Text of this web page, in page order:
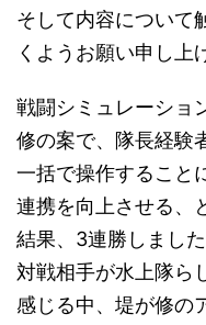
そして内容について
くようお願い申し上
戦闘シミュレーシ
修の案で、隊長経験
一括で操作すること
連携を向上させる、
結果、3連勝しました
対戦相手が水上隊ら
感じる中、堤が修の